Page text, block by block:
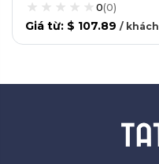
0(0)
Giá từ: $ 107.89 / khách